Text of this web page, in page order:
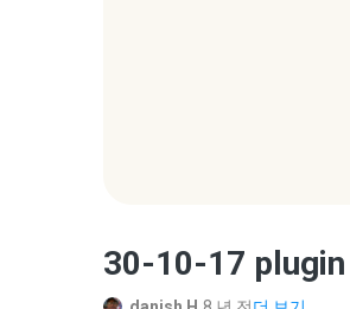
30-10-17